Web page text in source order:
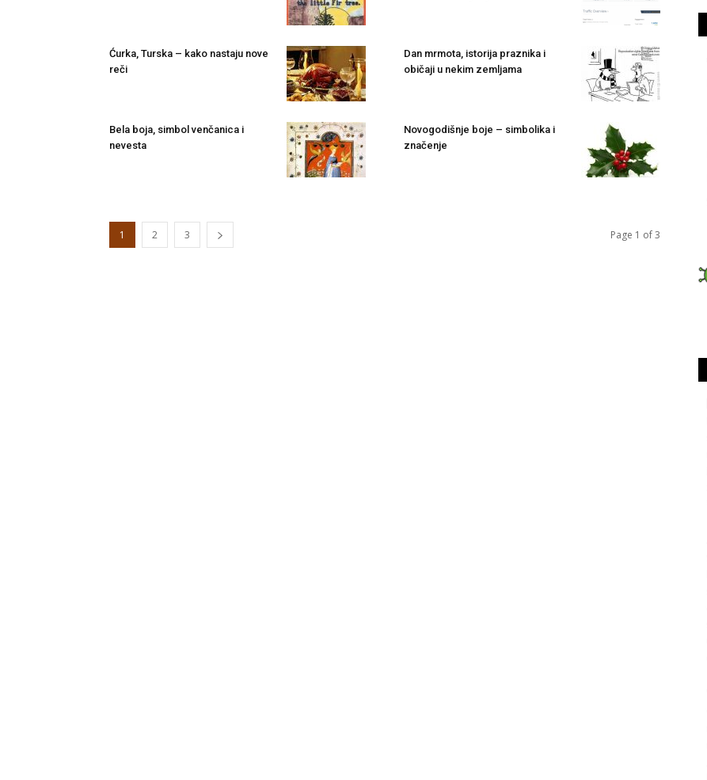
Ćurka, Turska – kako nastaju nove
reči
Dan mrmota, istorija praznika i
običaji u nekim zemljama
Bela boja, simbol venčanica i
nevesta
Novogodišnje boje – simbolika i
značenje
1 2 3 Page 1 of 3